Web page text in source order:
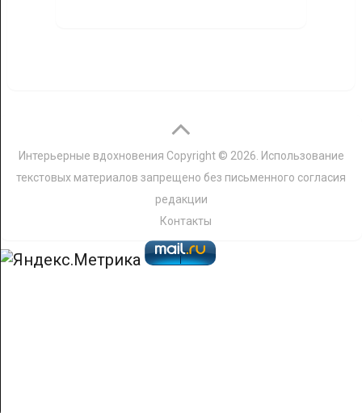
Интерьерные вдохновения Copyright © 2026. Использование
текстовых материалов запрещено без письменного согласия
редакции
Контакты